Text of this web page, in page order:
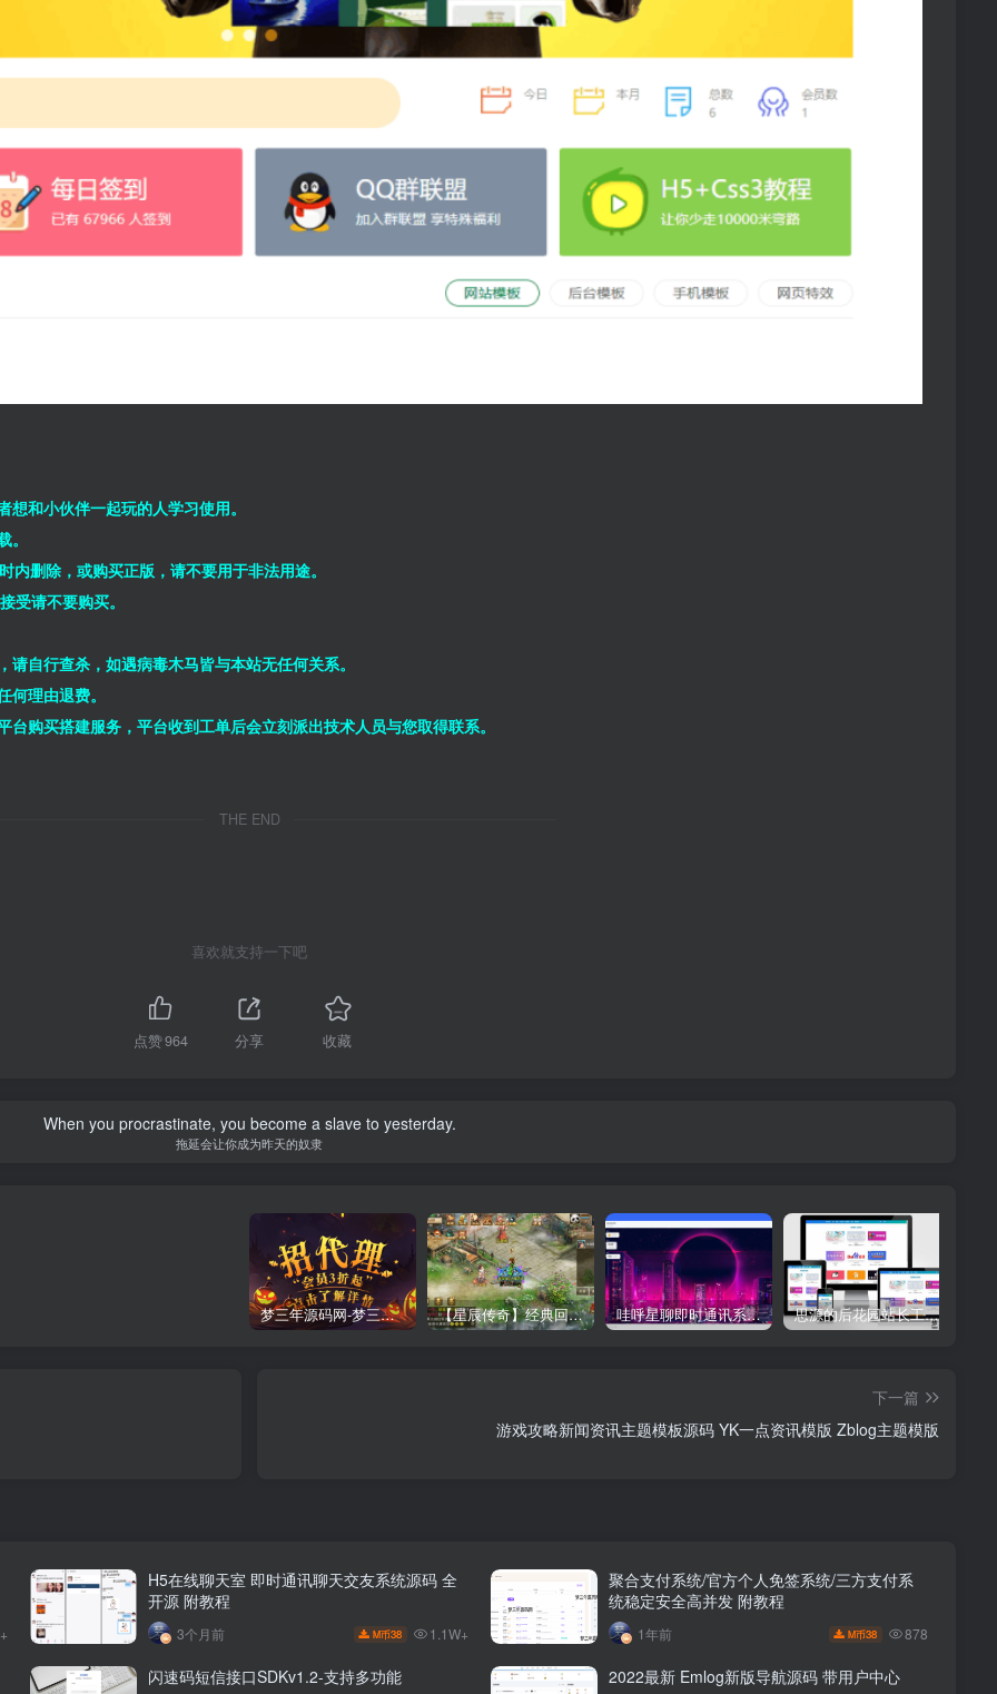
和小伙伴一起玩的人学习使用。
删除，或购买正版，请不要用于非法用途。
受请不要购买。
自行查杀，如遇病毒木马皆与本站无任何关系。
理由退费。
购买搭建服务，平台收到工单后会立刻派出技术人员与您取得联系。
THE END
喜欢就支持一下吧
点赞964 分享 收藏
When you procrastinate, you become a slave to yesterday.
拖延会让你成为昨天的奴隶
梦三年源码网-梦三年ym会员代理详情 【星辰传奇】经典回合制手游+安卓端+GM工具+详细搭建教程 哇呼星聊即时通讯系统源码 Android+iOS+PC三端 附教程 思源的后花园站长工具箱EMLOG模板源码
下一篇
游戏攻略新闻资讯主题模板源码 YK一点资讯模版 Zblog主题模版
H5在线聊天室 即时通讯聊天交友系统源码 全
开源 附教程
3个月前 M币38 1.1W+
聚合支付系统/官方个人免签系统/三方支付系
统稳定安全高并发 附教程
1年前 M币38 878
闪速码短信接口SDKv1.2-支持多功能 2022最新 Emlog新版导航源码 带用户中心